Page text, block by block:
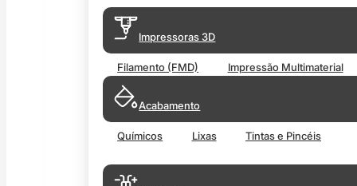
Impressoras 3D
Filamento (FMD) Impressão Multimaterial
Acabamento
Químicos Lixas Tintas e Pincéis